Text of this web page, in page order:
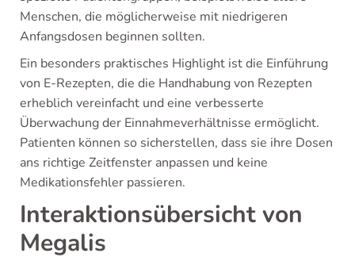
Menschen, die möglicherweise mit niedrigeren
Anfangsdosen beginnen sollten.
Ein besonders praktisches Highlight ist die Einführung
von E-Rezepten, die die Handhabung von Rezepten
erheblich vereinfacht und eine verbesserte
Überwachung der Einnahmeverhältnisse ermöglicht.
Patienten können so sicherstellen, dass sie ihre Dosen
ans richtige Zeitfenster anpassen und keine
Medikationsfehler passieren.
Interaktionsübersicht von
Megalis